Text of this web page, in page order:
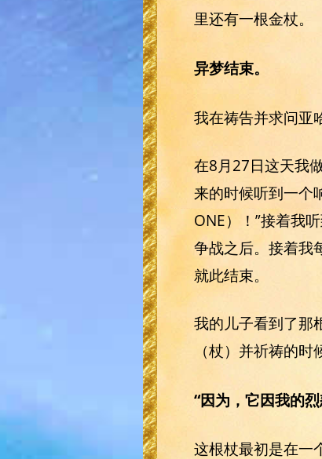
里还有一根金杖。
异梦结束。
我在祷告并求问亚
在8月27日这天我
来的时候听到一个
ONE）！”接着我
争战之后。接着我
就此结束。
我的儿子看到了那
（杖）并祈祷的
“因为，它因我的
这根杖最初是在一